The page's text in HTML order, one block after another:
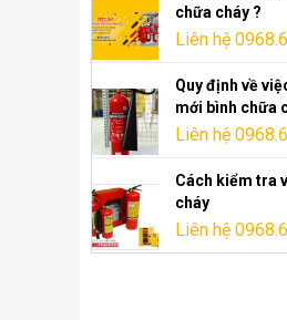
chữa cháy ?
Liên hệ
Quy định về
mới bình chữa
Liên hệ
Cách kiểm tra
cháy
Liên hệ